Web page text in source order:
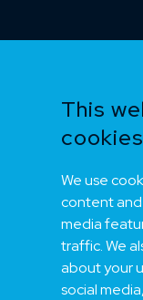
This
cookies
We use
content and
media
traffic. We
about your
social
Merker 2
Merker 4